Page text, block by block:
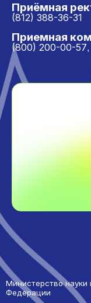
Приёмная
(812) 388-36-31
Приемная
(800) 200-00-57,
Министерство науки
Федерации